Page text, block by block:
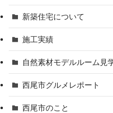
新築住宅について
施工実績
自然素材モデルルーム見
西尾市グルメレポート
西尾市のこと